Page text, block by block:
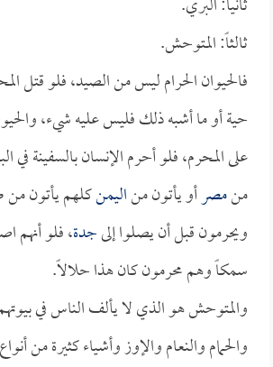
ثالثاً: المتوحش.
فالحيوان الحرام ليس من الصيد، فلو قتل
حية أو ما أشبه ذلك فليس عليه شيء،
على المحرم، فلو أحرم الإنسان بالسفينة في
منمصرأو يأتون مناليمنكلهم يأتون من
ويحرمون قبل أن يصلوا إلىجدة، فلو أنهم
سمكاً وهم محرمون كان هذا حلالاً.
والمتوحش هو الذي لا يألف الناس في
والحمام والنعام والإوز وأشياء كثيرة من